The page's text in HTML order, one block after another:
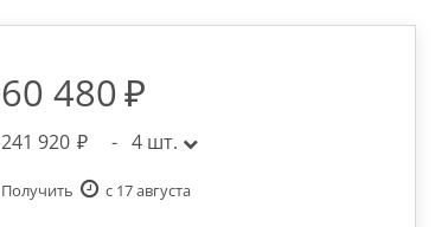
60 480
241 920 - 4 шт.
Получить c 17 августа